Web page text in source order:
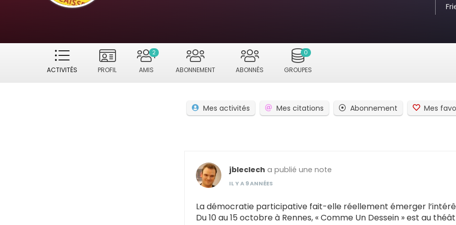
ACTIVITÉS PROFIL AMIS
2
ABONNEMENT ABONNÉS GROUPES
0
Mes activités Mes citations Abonnement Mes
jbleclech a publié une note
IL Y A 9 ANNÉES
La démocratie participative fait-elle réellement émerger
Du 10 au 15 octobre à Rennes, « Comme Un Dessein » est au